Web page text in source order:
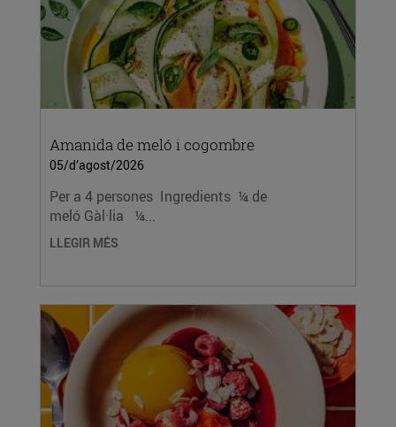
Amanida de meló i cogombre
05/d’agost/2026
Per a 4 persones Ingredients ¼ de
meló Gàl·lia ¼...
LLEGIR MÉS